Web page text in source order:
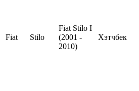
Fiat Stilo
Fiat Stilo I
(2001 -
2010)
Хэтчбек